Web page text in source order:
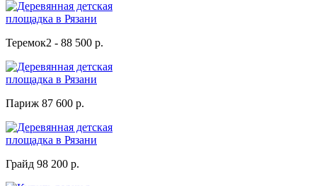
Теремок2 - 88 500 р.
Париж 87 600 р.
Грайд 98 200 р.